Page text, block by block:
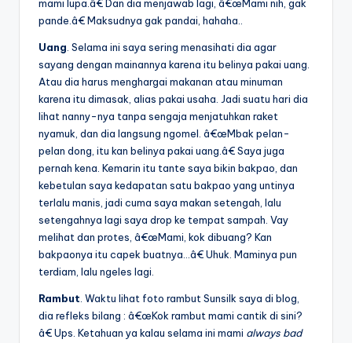
mami lupa.â€ Dan dia menjawab lagi, â€œMami nih, gak
pande.â€ Maksudnya gak pandai, hahaha..
Uang. Selama ini saya sering menasihati dia agar
sayang dengan mainannya karena itu belinya pakai uang.
Atau dia harus menghargai makanan atau minuman
karena itu dimasak, alias pakai usaha. Jadi suatu hari dia
lihat nanny-nya tanpa sengaja menjatuhkan raket
nyamuk, dan dia langsung ngomel. â€œMbak pelan-
pelan dong, itu kan belinya pakai uang.â€ Saya juga
pernah kena. Kemarin itu tante saya bikin bakpao, dan
kebetulan saya kedapatan satu bakpao yang untinya
terlalu manis, jadi cuma saya makan setengah, lalu
setengahnya lagi saya drop ke tempat sampah. Vay
melihat dan protes, â€œMami, kok dibuang? Kan
bakpaonya itu capek buatnya…â€ Uhuk. Maminya pun
terdiam, lalu ngeles lagi.
Rambut. Waktu lihat foto rambut Sunsilk saya di blog,
dia refleks bilang : â€œKok rambut mami cantik di sini?
â€ Ups. Ketahuan ya kalau selama ini mami always bad